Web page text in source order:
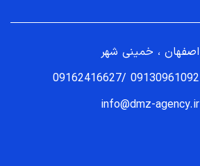
اصفهان ، خمینی شهر
09130961092
/
09162416627
info@dmz-agency.ir